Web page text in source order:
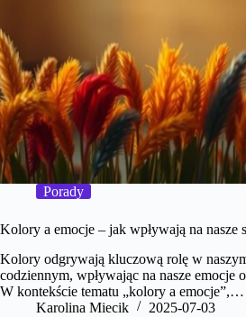
Porady
Kolory a emocje – jak wpływają na nasze
Kolory odgrywają kluczową rolę w
codziennym, wpływając na nasze emocje
W kontekście tematu „kolory a emocje”,…
Karolina Miecik
2025-07-03